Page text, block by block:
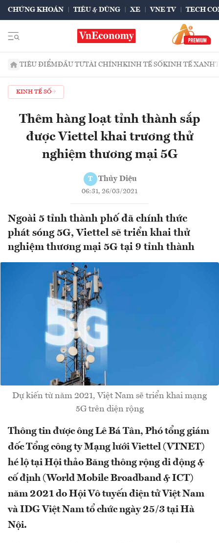
CHỨNG KHOÁN TIÊU & DÙNG XE VNE TV TECH
TIÊU ĐIỂMĐẦU TƯTÀI CHÍNHKINH TẾ SỐKINH TẾ XANH
KINH TẾ SỐ
Thêm hàng loạt tỉnh thành sắp
được Viettel khai trương thử
nghiệm thương mại 5G
T Thủy Diệu
06:31, 26/03/2021
Ngoài 5 tỉnh thành phố đã chính thức
phát sóng 5G, Viettel sẽ triển khai thử
nghiệm thương mại 5G tại 9 tỉnh thành
Dự kiến từ năm 2021, Việt Nam sẽ triển khai mạng
5G trên diện rộng
Thông tin được ông Lê Bá Tân, Phó tổng giám
đốc Tổng công ty Mạng lưới Viettel (VTNET)
hé lộ tại Hội thảo Băng thông rộng di động &
cố định (World Mobile Broadband & ICT)
năm 2021 do Hội Vô tuyến điện tử Việt Nam
và IDG Việt Nam tổ chức ngày 25/3 tại Hà
Nội.